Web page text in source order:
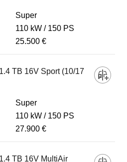
Super
110 kW
150 PS
25.500 €
TB 16V Sport (10/17
Super
110 kW
150 PS
27.900 €
TB 16V MultiAir